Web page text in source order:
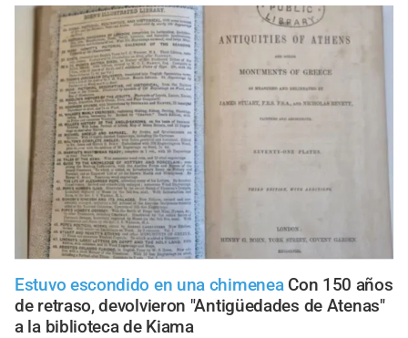
Estuvo escondido en una chimenea Con 150 años
de retraso, devolvieron "Antigüedades de Atenas"
a la biblioteca de Kiama